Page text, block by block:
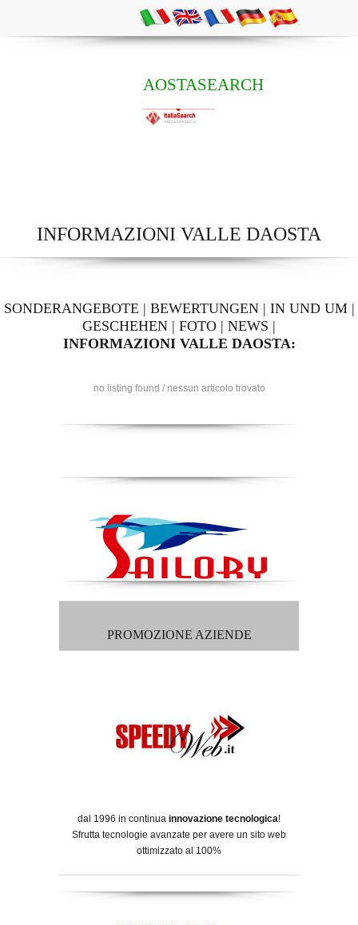
AOSTASEARCH
INFORMAZIONI VALLE DAOSTA
SONDERANGEBOTE | BEWERTUNGEN| IN UND UM|
GESCHEHEN | FOTO | NEWS |
INFORMAZIONI VALLE DAOSTA:
no listing found / nessun articolo trovato
PROMOZIONE AZIENDE
dal 1996 in continua innovazione tecnologica!
Sfrutta tecnologie avanzate per avere un sito web
ottimizzato al 100%